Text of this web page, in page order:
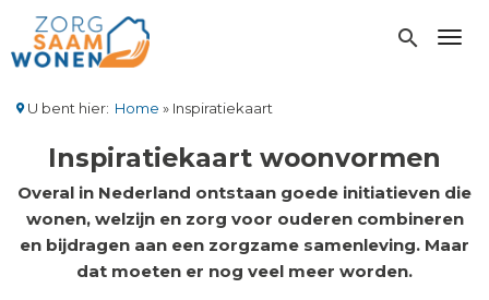
naar
de
gaan
search
U bent hier: Home Inspiratiekaart
Inspiratiekaart woonvormen
Overal in Nederland ontstaan goede initiatieven die
wonen, welzijn en zorg voor ouderen combineren
en bijdragen aan een zorgzame samenleving. Maar
dat moeten er nog veel meer worden.